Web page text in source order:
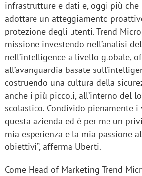
infrastrutture e dati e, oggi più che
adottare un atteggiamento
protezione degli utenti. Trend
missione investendo nell’analisi
nell’intelligence a livello globale,
all’avanguardia basate
costruendo una cultura della
anche i più piccoli, all’interno del
scolastico. Condivido pienamente
questa azienda ed è per me un
mia esperienza e la mia passione
obiettivi”, afferma Uberti.
Come Head of Marketing Trend